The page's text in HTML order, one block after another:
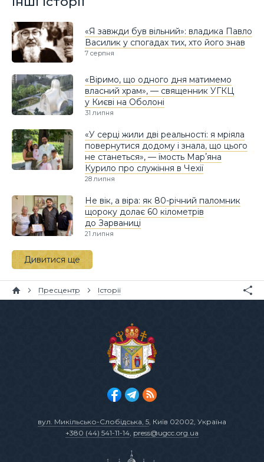
«Я завжди був вільний»: владика Павло
Василик у спогадах тих, хто його знав
7 серпня
«Віримо, що одного дня матимемо
власний храм», — священник УГКЦ
у Києві на Оболоні
31 липня
«У серці жили дві реальності: я мріяла
повернутися додому і знала, що цього
не станеться», — їмость Марʼяна
Курило про служіння в Чехії
28 липня
Не вік, а віра: як 80-річний паломник
щороку долає 60 кілометрів
до Зарваниці
21 липня
Дивитися ще
Пресцентр Історії
вул. Микільсько-Слобідська, 5, Київ 02002, Україна
+380 (44) 541-11-14, press@ugcc.org.ua